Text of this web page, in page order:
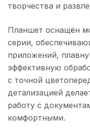
творчества и
Планшет оснащён
серии,
приложений,
эффективную
с точной
детализацией
работу с
комфортными.